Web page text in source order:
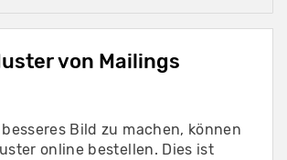
von Mailings
Bild zu machen, können
online bestellen. Dies ist